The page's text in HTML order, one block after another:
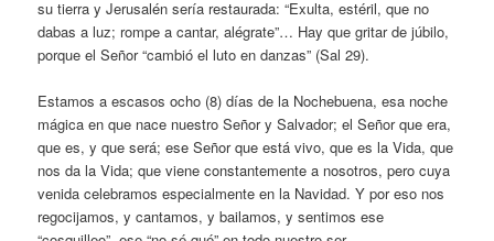
su tierra y Jerusalén sería restaurada: “Exulta, estéril, que no
dabas a luz; rompe a cantar, alégrate”… Hay que gritar de júbilo,
porque el Señor “cambió el luto en danzas” (Sal 29).
Estamos a escasos ocho (8) días de la Nochebuena, esa noche
mágica en que nace nuestro Señor y Salvador; el Señor que era,
que es, y que será; ese Señor que está vivo, que es la Vida, que
nos da la Vida; que viene constantemente a nosotros, pero cuya
venida celebramos especialmente en la Navidad. Y por eso nos
regocijamos, y cantamos, y bailamos, y sentimos ese